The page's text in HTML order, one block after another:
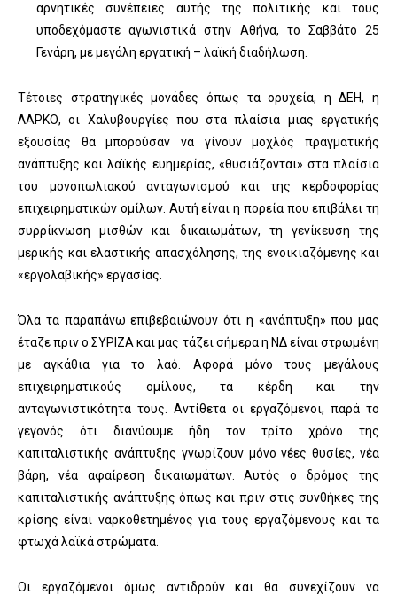
αρνητικές συνέπειες αυτής της πολιτικής και τους
υποδεχόμαστε αγωνιστικά στην Αθήνα, το Σαββάτο 25
Γενάρη, με μεγάλη εργατική – λαϊκή διαδήλωση.
Τέτοιες στρατηγικές μονάδες όπως τα ορυχεία, η ΔΕΗ, η
ΛΑΡΚΟ, οι Χαλυβουργίες που στα πλαίσια μιας εργατικής
εξουσίας θα μπορούσαν να γίνουν μοχλός πραγματικής
ανάπτυξης και λαϊκής ευημερίας, «θυσιάζονται» στα πλαίσια
του μονοπωλιακού ανταγωνισμού και της κερδοφορίας
επιχειρηματικών ομίλων. Αυτή είναι η πορεία που επιβάλει τη
συρρίκνωση μισθών και δικαιωμάτων, τη γενίκευση της
μερικής και ελαστικής απασχόλησης, της ενοικιαζόμενης και
«εργολαβικής» εργασίας.
Όλα τα παραπάνω επιβεβαιώνουν ότι η «ανάπτυξη» που μας
έταζε πριν ο ΣΥΡΙΖΑ και μας τάζει σήμερα η ΝΔ είναι στρωμένη
με αγκάθια για το λαό. Αφορά μόνο τους μεγάλους
επιχειρηματικούς ομίλους, τα κέρδη και την
ανταγωνιστικότητά τους. Αντίθετα οι εργαζόμενοι, παρά το
γεγονός ότι διανύουμε ήδη τον τρίτο χρόνο της
καπιταλιστικής ανάπτυξης γνωρίζουν μόνο νέες θυσίες, νέα
βάρη, νέα αφαίρεση δικαιωμάτων. Αυτός ο δρόμος της
καπιταλιστικής ανάπτυξης όπως και πριν στις συνθήκες της
κρίσης είναι ναρκοθετημένος για τους εργαζόμενους και τα
φτωχά λαϊκά στρώματα.
Οι εργαζόμενοι όμως αντιδρούν και θα συνεχίζουν να